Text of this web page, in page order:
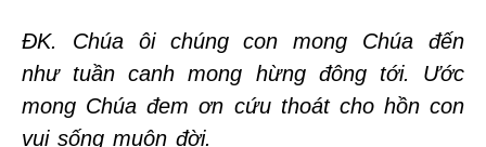
ĐK. Chúa ôi chúng con mong Chúa đến
như tuần canh mong hừng đông tới. Ước
mong Chúa đem ơn cứu thoát cho hồn con
vui sống muôn đời.